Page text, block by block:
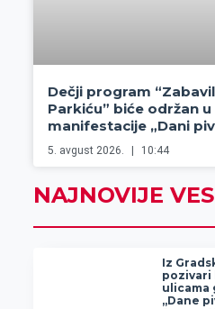
Dečji program
Parkiću” biće održan
manifestacije „Dani
5. avgust 2026. 10:44
NAJNOVIJE
Iz
pozivari
ulicama
„Dane